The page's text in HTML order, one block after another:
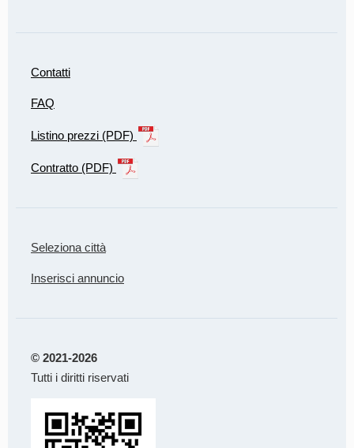
Contatti
FAQ
Listino prezzi (PDF)
Contratto (PDF)
Seleziona città
Inserisci annuncio
© 2021-2026
Tutti i diritti riservati